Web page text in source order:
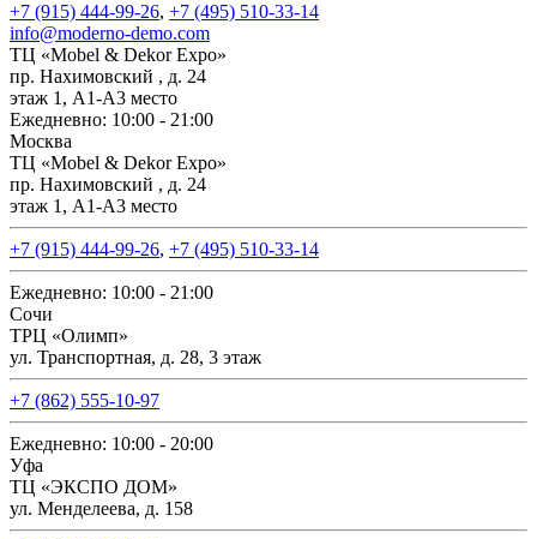
+7 (915) 444-99-26, +7 (495) 510-33-14
info@moderno-demo.com
ТЦ «Mobel & Dekor Expo»
пр. Нахимовский , д. 24
этаж 1, А1-А3 место
Ежедневно: 10:00 - 21:00
Москва
ТЦ «Mobel & Dekor Expo»
пр. Нахимовский , д. 24
этаж 1, А1-А3 место
+7 (915) 444-99-26, +7 (495) 510-33-14
Ежедневно: 10:00 - 21:00
Сочи
ТРЦ «Олимп»
ул. Транспортная, д. 28, 3 этаж
+7 (862) 555-10-97
Ежедневно: 10:00 - 20:00
Уфа
ТЦ «ЭКСПО ДОМ»
ул. Менделеева, д. 158